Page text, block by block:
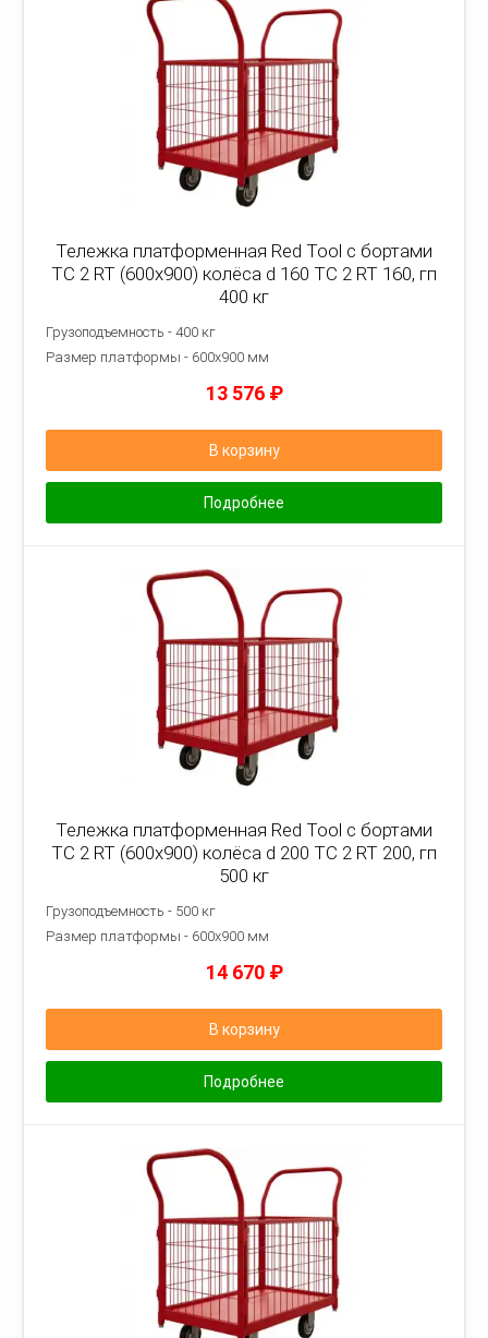
Тележка платформенная Red Tool с бортами
ТС 2 RT (600x900) колёса d 160 ТС 2 RT 160, гп
400 кг
Грузоподъемность - 400 кг
Размер платформы - 600х900 мм
13 576 ₽
В корзину
Подробнее
Тележка платформенная Red Tool с бортами
ТС 2 RT (600x900) колёса d 200 ТС 2 RT 200, гп
500 кг
Грузоподъемность - 500 кг
Размер платформы - 600х900 мм
14 670 ₽
В корзину
Подробнее